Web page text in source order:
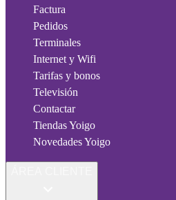
Factura
Pedidos
Terminales
Internet y Wifi
Tarifas y bonos
Televisión
Contactar
Tiendas Yoigo
Novedades Yoigo